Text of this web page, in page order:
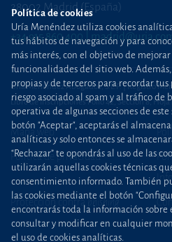
28002 Madrid (España)
+34 915 860 400 madrid@uria.com
Uría Menéndez Abogados, S.L.P. | Registro
Libro de Inscripciones Folio 42, Sección 8, Hoja
Mapa web
Política de privacidad
Protección contraphishing
Política de cookies
Uría Menéndez utiliza cookies
tus hábitos de navegación y para
más interés, con el objetivo de
funcionalidades del sitio web.
propias y de terceros para recordar
riesgo asociado al spam y al tráfico de
operativa de algunas secciones de este
botón "Aceptar", aceptarás el
analíticas y solo entonces se
“Rechazar” te opondrás al uso de las
utilizarán aquellas cookies técnicas
consentimiento informado. También
las cookies mediante el botón
encontrarás toda la información sobre
consultar y modificar en cualquier
el uso de cookies analíticas.